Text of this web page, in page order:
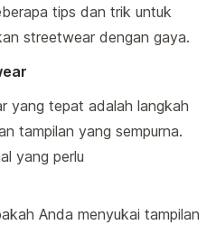
tips dan trik untuk
streetwear dengan gaya.
yang tepat adalah langkah
tampilan yang sempurna.
yang perlu
Anda menyukai tampilan